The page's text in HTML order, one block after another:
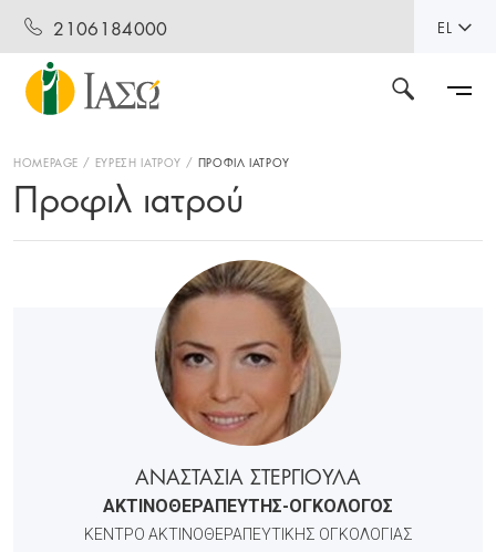
2106184000 EL
HOMEPAGE ΕΥΡΕΣΗ ΙΑΤΡΟΥ ΠΡΟΦΙΛ ΙΑΤΡΟΥ
Προφιλ ιατρού
ΑΝΑΣΤΑΣΙΑ ΣΤΕΡΓΙΟΥΛΑ
ΑΚΤΙΝΟΘΕΡΑΠΕΥΤΗΣ-ΟΓΚΟΛΟΓΟΣ
ΚΕΝΤΡΟ ΑΚΤΙΝΟΘΕΡΑΠΕΥΤΙΚΗΣ ΟΓΚΟΛΟΓΙΑΣ